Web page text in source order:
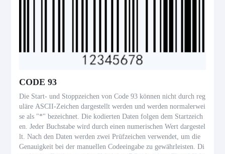
CODE 93
Die Start- und Stoppzeichen von Code 93 können nicht durch reg
uläre ASCII-Zeichen dargestellt werden und werden normalerwei
se als "*" bezeichnet. Die kodierten Daten folgen dem Startzeich
en. Jeder Buchstabe wird durch einen numerischen Wert dargestel
lt. Nach den Daten werden zwei Prüfzeichen verwendet, um die
Genauigkeit bei der manuellen Codeeingabe zu gewährleisten. Di